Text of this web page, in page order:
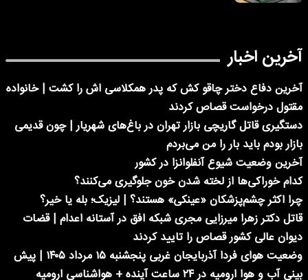
آخرین اخبار
آخرین دفاع دختر چاقو کش که پدر همکلاسی اش را کشت | خانواده
مقتول درخواست قصاص کردند
دستگیری قاتل گاریچی بازار تهران در باغ‌های شهریار | چون قدیمی
بازار بودم باید بار را من می‌بردم
آخرین وضعیت شیوع آنفلوانزا در کشور
کدام خوراکی‌ها از لخته شدن خون جلوگیری می‌کنند؟
چرا اکثر چشم‌پزشکان «عینکی» هستند؟ | لیزیک؛ بله یا خیر؟
قاتل دکتر زهرا میرزایی مجری شبکه افق در آستانه اعدام | قضات
دیوان عالی کشور قصاص را تایید کردند
وضعیت هوای فردا آذربایجان غربی پنجشنبه ۱۵ مرداد ۱۴۰۵ | پیش
بینی آب و هوا ارومیه در ۲۴ ساعت آینده + هواشناسی ارومیه